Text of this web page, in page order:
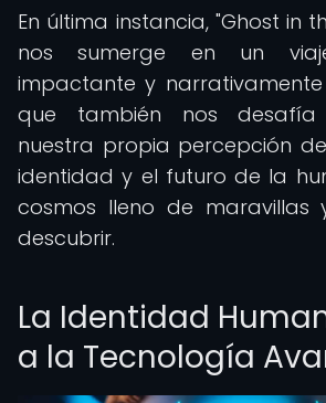
En última instancia, "Ghost in
nos sumerge en un
impactante y
que también nos
nuestra propia percepción
identidad y el futuro de la
cosmos lleno de maravillas
descubrir.
La Identidad
a la Tecnología